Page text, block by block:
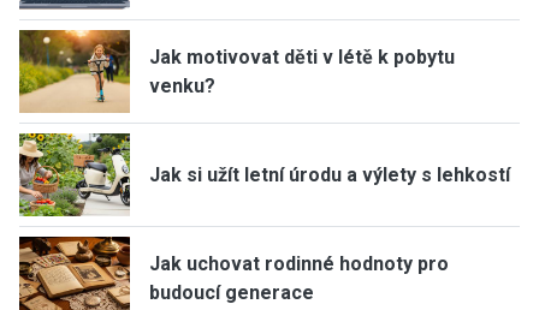
Jak motivovat děti v létě k pobytu
venku?
Jak si užít letní úrodu a výlety s lehkostí
Jak uchovat rodinné hodnoty pro
budoucí generace